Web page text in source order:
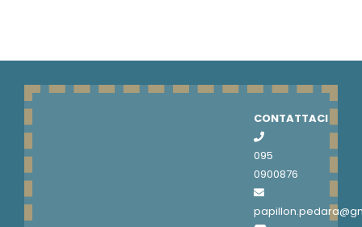
CONTATTACI
095
0900876